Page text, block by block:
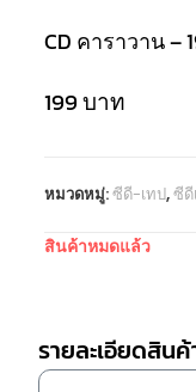
CD คาราวาน –
199บาท
หมวดหมู่:ซีดี-เทป,ซีดี
สินค้าหมดแล้ว
รายละเอียดสินค้